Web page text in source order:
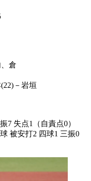
倉
－岩垣
7 失点1（自責点0）
被安打2 四球1 三振0